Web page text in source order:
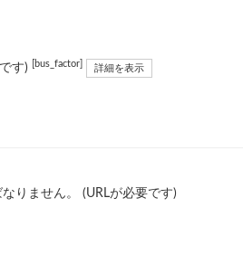
す) [bus_factor] 詳細を表示
りません。 (URLが必要です)